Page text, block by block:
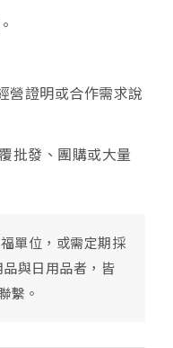
營證明或合作需求說
批發、團購或大量
單位，或需定期採
與日用品者，皆
繫。